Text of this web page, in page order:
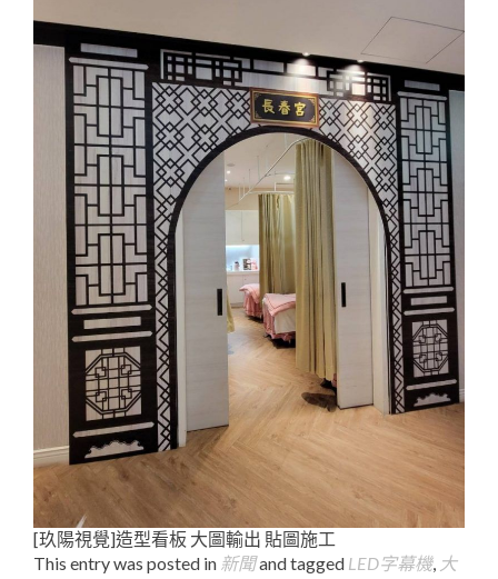
[玖陽視覺]造型看板 大圖輸出 貼圖施工
This entry was posted in 新聞and tagged LED字幕機, 大